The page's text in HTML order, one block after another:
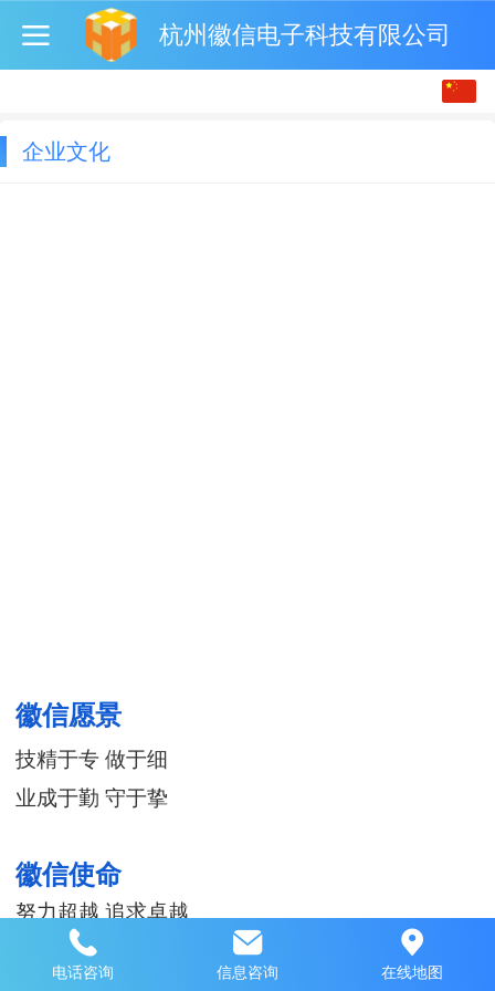
杭州徽信电子科技有限公司
企业文化
徽信愿景
技精于专 做于细
业成于勤 守于挚
徽信使命
努力超越 追求卓越
徽信价值观
电话咨询 信息咨询 在线地图